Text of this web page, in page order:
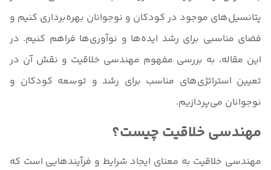
پتانسیل‌های موجود در کودکان و نوجوانان بهره‌برداری کنیم و
فضای مناسبی برای رشد ایده‌ها و نوآوری‌ها فراهم کنیم. در
این مقاله، به بررسی مفهوم مهندسی خلاقیت و نقش آن در
تعیین استراتژی‌های مناسب برای رشد و توسعه کودکان و
نوجوانان می‌پردازیم.
مهندسی خلاقیت چیست؟
مهندسی خلاقیت به معنای ایجاد شرایط و فرآیندهایی است که